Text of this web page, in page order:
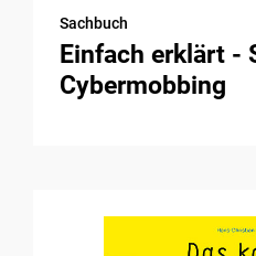
Sachbuch
Einfach erklärt -
Cybermobbing